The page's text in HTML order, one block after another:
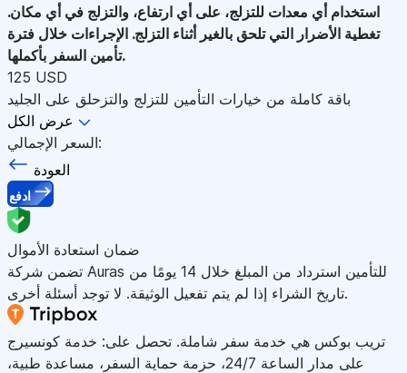
استخدام أي معدات للتزلج، على أي ارتفاع، والتزلج في أي مكان.
تغطية الأضرار التي تلحق بالغير أثناء التزلج. الإجراءات خلال فترة
تأمين السفر بأكملها.
125 USD
باقة كاملة من خيارات التأمين للتزلج والتزحلق على الجليد
عرض الكل
السعر الإجمالي:
العودة
ادفع
ضمان استعادة الأموال
تضمن شركة Auras للتأمين استرداد من المبلغ خلال 14 يومًا من
تاريخ الشراء إذا لم يتم تفعيل الوثيقة. لا توجد أسئلة أخرى.
تريب بوكس هي خدمة سفر شاملة. تحصل على: خدمة كونسيرج
على مدار الساعة 24/7، حزمة حماية السفر، مساعدة طبية،